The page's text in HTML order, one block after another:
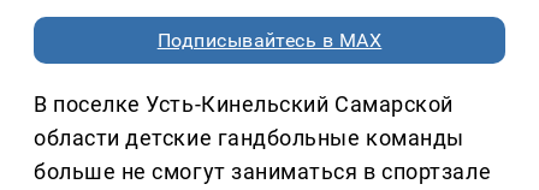
Подписывайтесь в MAX
В поселке Усть-Кинельский Самарской
области детские гандбольные команды
больше не смогут заниматься в спортзале